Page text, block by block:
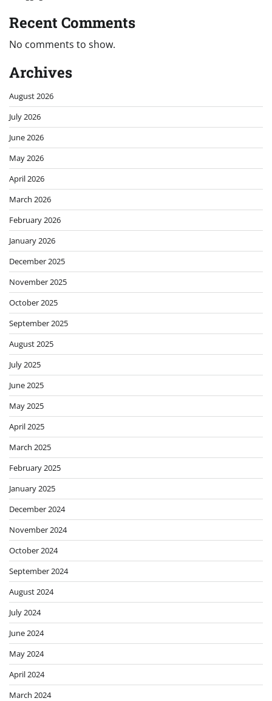
Recent Comments
No comments to show.
Archives
August 2026
July 2026
June 2026
May 2026
April 2026
March 2026
February 2026
January 2026
December 2025
November 2025
October 2025
September 2025
August 2025
July 2025
June 2025
May 2025
April 2025
March 2025
February 2025
January 2025
December 2024
November 2024
October 2024
September 2024
August 2024
July 2024
June 2024
May 2024
April 2024
March 2024